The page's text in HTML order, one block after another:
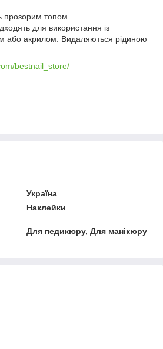
прозорим топом.
для використання із
або акрилом. Видаляються рідиною
bestnail_store/
Україна
Наклейки
Для педикюру, Для манікюру